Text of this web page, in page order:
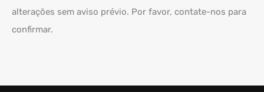
alterações sem aviso prévio. Por favor, contate-nos para
confirmar.